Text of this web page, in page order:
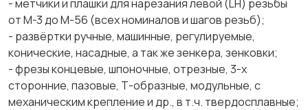
- метчики и плашки для нарезания левой (LH) резьбы
от М-3 до М-56 (всех номиналов и шагов резьб);
- развёртки ручные, машинные, регулируемые,
конические, насадные, а так же зенкера, зенковки;
- фрезы концевые, шпоночные, отрезные, 3-х
сторонние, пазовые, Т-образные, модульные, с
механическим крепление и др., в т.ч. твердосплавные;